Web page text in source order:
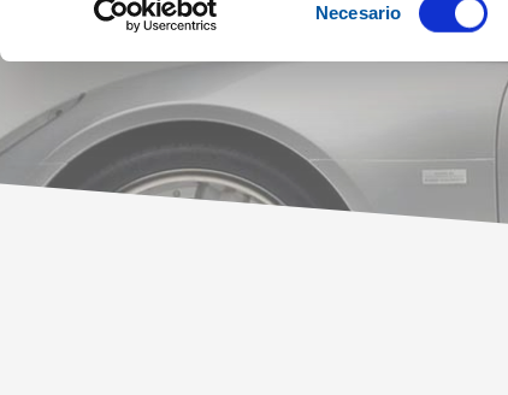
Las cookies de este
de redes sociales y
sitio web con
combinarla con otra
que haya hecho de
de
Necesario